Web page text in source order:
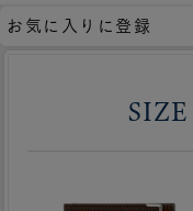
お気に入りに登録